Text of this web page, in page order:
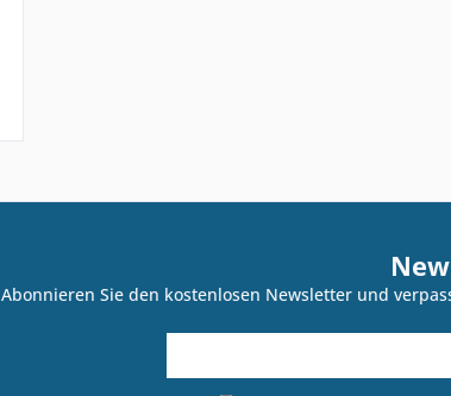
Abonnieren Sie den kostenlosen Newsletter und